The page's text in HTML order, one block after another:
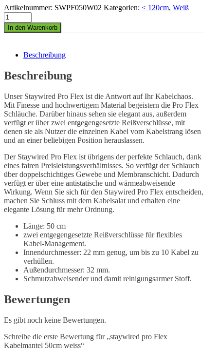
Artikelnummer: SWPF050W02 Kategorien: < 120cm, Weiß
In den Warenkorb
Beschreibung
Beschreibung
Unser Staywired Pro Flex ist die Antwort auf Ihr Kabelchaos.
Mit Finesse und hochwertigem Material begeistern die Pro Flex
Schläuche. Darüber hinaus sehen sie elegant aus, außerdem
verfügt er über zwei entgegengesetzte Reißverschlüsse, mit
denen sie als Nutzer die einzelnen Kabel vom Kabelstrang lösen
und an einer beliebigen Position herauslassen.
Der Staywired Pro Flex ist übrigens der perfekte Schlauch, dank
eines fairen Preisleistungsverhältnisses. So verfügt der Schlauch
über doppelschichtiges Gewebe und Membranschicht. Dadurch
verfügt er über eine antistatische und wärmeabweisende
Wirkung. Wenn Sie sich für den Staywired Pro Flex entscheiden,
machen Sie Schluss mit dem Kabelsalat und erhalten eine
elegante Lösung für mehr Ordnung.
Länge: 50 cm
zwei entgegengesetzte Reißverschlüsse für flexibles
Kabel-Management.
Innendurchmesser: 22 mm genug, um bis zu 10 Kabel zu
verhüllen.
Außendurchmesser: 32 mm.
Schmutzabweisender und damit reinigungsarmer Stoff.
Bewertungen
Es gibt noch keine Bewertungen.
Schreibe die erste Bewertung für „staywired pro Flex
Kabelmantel 50cm weiss“